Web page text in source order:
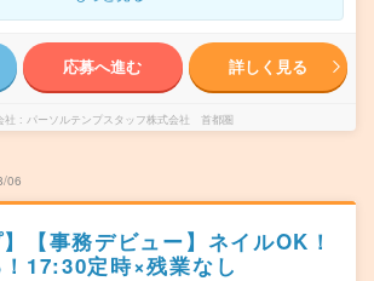
応募へ進む 詳しく見る
社 パーソルテンプスタッフ株式会社 首都圏
06
】【事務デビュー】ネイルOK！
17:30定時×残業なし